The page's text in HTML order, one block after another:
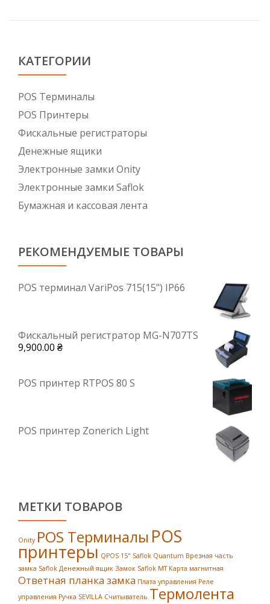
КАТЕГОРИИ
POS Tерминалы
POS Принтеры
Фискальные регистраторы
Денежные ящики
Электронные замки Onity
Электронные замки Saflok
Бумажная и кассовая лента
РЕКОМЕНДУЕМЫЕ ТОВАРЫ
POS терминал VariPos 715(15") IP66
Фискальный регистратор MG-N707TS
9,900.00 ₴
POS принтер RTPOS 80 S
POS принтер Zonerich Light
МЕТКИ ТОВАРОВ
Onity POS Терминалы POS
принтеры QPOS 15" Saflok Quantum Врезная часть
замка Saflok Денежный ящик Замок Saflok MT Карта магнитная
Ответная планка замка Плата управления Реле
управления Ручка SEVILLA Считыватель Термолента